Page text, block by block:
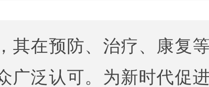
其在预防、治疗、康复
广泛认可。为新时代促